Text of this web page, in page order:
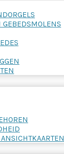
GEBEDSMOLENS